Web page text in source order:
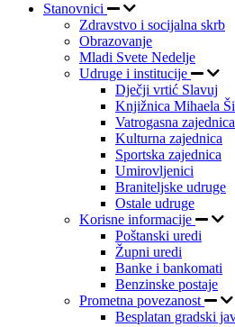
Stanovnici
Zdravstvo i socijalna skrb
Obrazovanje
Mladi Svete Nedelje
Udruge i institucije
Dječji vrtić Slavuj
Knjižnica Mihaela
Vatrogasna zajednica
Kulturna zajednica
Sportska zajednica
Umirovljenici
Braniteljske udruge
Ostale udruge
Korisne informacije
Poštanski uredi
Župni uredi
Banke i bankomati
Benzinske postaje
Prometna povezanost
Besplatan gradski